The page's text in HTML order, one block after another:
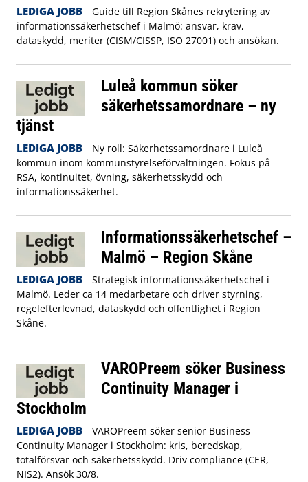
LEDIGA JOBB
Guide till Region Skånes rekrytering av
informationssäkerhetschef i Malmö: ansvar, krav,
dataskydd, meriter (CISM/CISSP, ISO 27001) och ansökan.
Luleå kommun söker
säkerhetssamordnare – ny
tjänst
LEDIGA JOBB
Ny roll: Säkerhetssamordnare i Luleå
kommun inom kommunstyrelseförvaltningen. Fokus på
RSA, kontinuitet, övning, säkerhetsskydd och
informationssäkerhet.
Informationssäkerhetschef –
Malmö – Region Skåne
LEDIGA JOBB
Strategisk informationssäkerhetschef i
Malmö. Leder ca 14 medarbetare och driver styrning,
regelefterlevnad, dataskydd och offentlighet i Region
Skåne.
VAROPreem söker Business
Continuity Manager i
Stockholm
LEDIGA JOBB
VAROPreem söker senior Business
Continuity Manager i Stockholm: kris, beredskap,
totalförsvar och säkerhetsskydd. Driv compliance (CER,
NIS2). Ansök 30/8.